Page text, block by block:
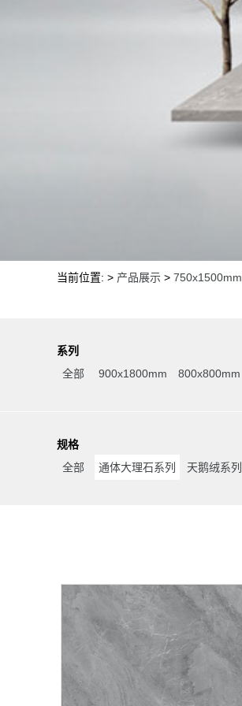
当前位置: > 产品展示 > 750x1500mm
系列
全部
900x1800mm 800x800mm
规格
全部
通体大理石系列 天鹅绒系列